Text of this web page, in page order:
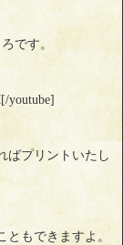
です。
youtube]
ばプリントいたし
もできますよ。